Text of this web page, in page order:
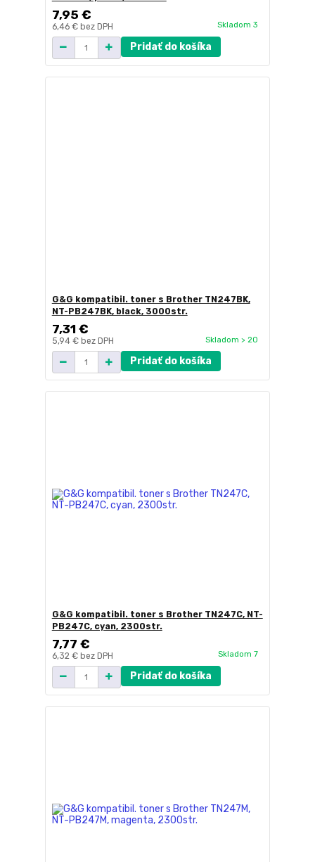
7,95 €
6,46 € bez DPH Skladom 3
Pridať do košíka
G&G kompatibil. toner s Brother TN247BK,
NT-PB247BK, black, 3000str.
7,31 €
5,94 € bez DPH Skladom > 20
Pridať do košíka
G&G kompatibil. toner s Brother TN247C, NT-
PB247C, cyan, 2300str.
7,77 €
6,32 € bez DPH Skladom 7
Pridať do košíka